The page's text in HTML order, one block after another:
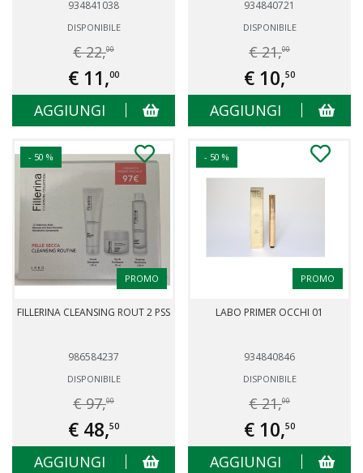
934841038
DISPONIBILE
€ 22,00
€ 11,00
AGGIUNGI
934840721
DISPONIBILE
€ 21,00
€ 10,50
AGGIUNGI
- 50 %
PROMO
FILLERINA CLEANSING ROUT 2 PSS
986584237
DISPONIBILE
€ 97,00
€ 48,50
AGGIUNGI
- 50 %
PROMO
LABO PRIMER OCCHI 01
934840846
DISPONIBILE
€ 21,00
€ 10,50
AGGIUNGI